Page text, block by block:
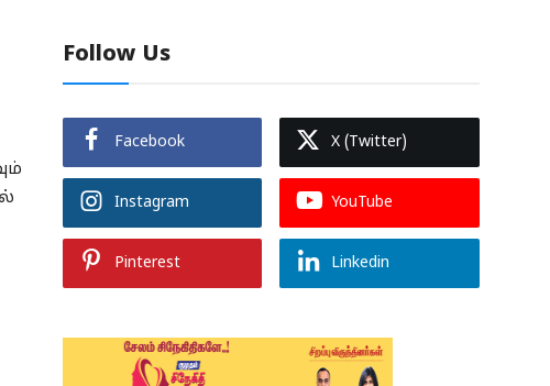
Follow Us
Facebook X (Twitter)
Instagram YouTube
Pinterest Linkedin